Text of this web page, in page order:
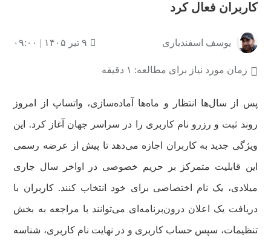
کاربران فعال کرد
یوسف اسفندیاری ۹ تیر ۱۴۰۵ | ۰۹:۰۰
زمان مورد نیاز برای مطالعه: ۱ دقیقه
پس از سال‌ها انتظار و ماه‌ها آماده‌سازی، واتساپ از امروز
روند ثبت و رزرو نام کاربری را در سراسر جهان آغاز کرد. این
ویژگی جدید به کاربران اجازه می‌دهد تا پیش از عرضه رسمی
این قابلیت متمرکز بر حریم خصوصی در اواخر سال جاری
میلادی، یک نام اختصاصی برای خود انتخاب کنند. کاربران با
دریافت یک اعلان درون‌برنامه‌ای می‌توانند با مراجعه به بخش
تنظیمات، سپس حساب کاربری و در نهایت نام کاربری، شناسه